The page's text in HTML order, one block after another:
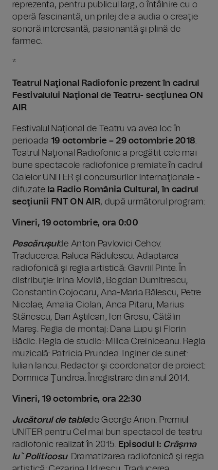
reprezenta, pentru publicul larg, o întâlnire cu o
operă fascinantă, un prilej de a audia o creaţie
sonoră interesantă, pasionantă şi plină de
farmec.
*
Teatrul Naţional Radiofonic prezent în cadrul
Festivalului Naţional de Teatru- secţiunea ON
AIR
Festivalul Naţional de Teatru va avea loc în
perioada 19 octombrie – 29 octombrie 2018.
Teatrul Naţional Radiofonic a pregătit cele mai
bune spectacole radiofonice premiate în cadrul
Galelor UNITER şi concursurilor internaţionale -
difuzate la Radio România Cultural, în cadrul
secţiunii FNT ON AIR, după următorul program:
Vineri, 19 octombrie, ora 0:00
Pescăruşulde Anton Pavlovici Cehov.
Traducerea: Raluca Rădulescu. Adaptarea
radiofonică şi regia artistică: Gavriil Pinte. În
distribuţie: Irina Movilă, Bogdan Dumitrescu,
Constantin Cojocaru, Ana-Maria Bălescu, Petre
Nicolae, Amalia Ciolan, Anca Pitaru, Marius
Stănescu, Dan Aştilean, Ion Grosu, Cătălin
Mareş. Regia de montaj: Dana Lupu şi Florin
Bădic. Regia de studio: Milica Creiniceanu. Regia
muzicală: Patricia Prundea. Inginer de sunet:
Iulian Iancu. Redactor şi coordonator de proiect:
Domnica Ţundrea. Înregistrare din anul 2014.
Vineri, 19 octombrie, ora 22:30
Jucătorul de tablede George Arion. Premiul
UNITER pentru Cel mai bun spectacol de teatru
radiofonic realizat în 2015. Episodul I: Crâşma
lu` Politicosu. Dramatizarea radiofonică şi regia